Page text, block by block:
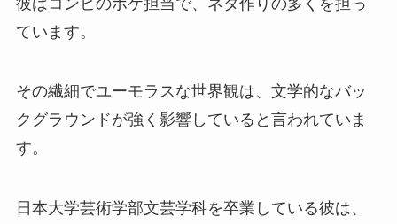
ています。
その繊細でユーモラスな世界観は、文学的なバッ
クグラウンドが強く影響していると言われていま
す。
日本大学芸術学部文芸学科を卒業している彼は、